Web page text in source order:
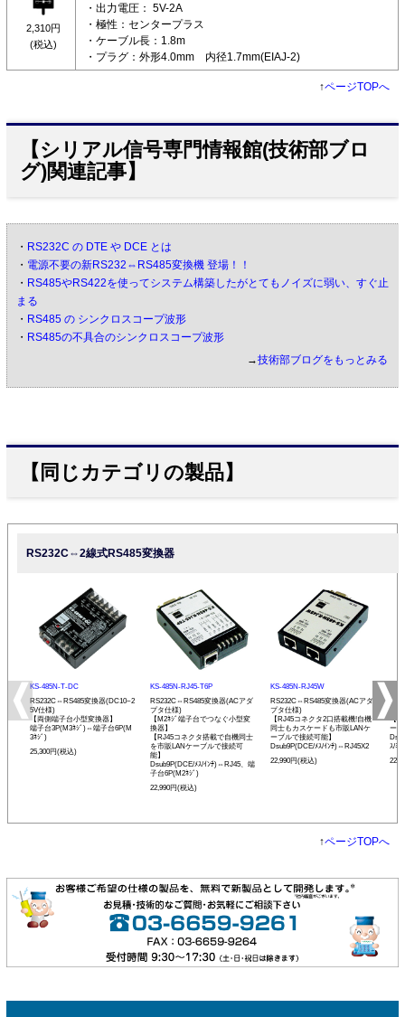
2,310円
(税込)
・出力電圧： 5V-2A
・極性：センタープラス
・ケーブル長：1.8m
・プラグ：外形4.0mm 内径1.7mm(EIAJ-2)
↑ページTOPへ
【シリアル信号専門情報館(技術部ブロ
グ)関連記事】
・ RS232C の DTE や DCE とは
・ 電源不要の新RS232⇔RS485変換機 登場！！
・ RS485やRS422を使ってシステム構築したがとてもノイズに弱い、すぐ止
まる
・ RS485 の シンクロスコープ波形
・ RS485の不具合のシンクロスコープ波形
→技術部ブログをもっとみる
【同じカテゴリの製品】
RS232C⇔2線式RS485変換器
KS-485N-T-DC
RS232C⇔RS485変換器(DC10~2
5V仕様)
【両側端子台小型変換器】
端子台3P(M3ﾈｼﾞ)⇔端子台6P(M
3ﾈｼﾞ)
25,300円(税込)
KS-485N-RJ45-T6P
RS232C⇔RS485変換器(ACアダ
プタ仕様)
【M2ﾈｼﾞ端子台でつなぐ小型変
換器】
【RJ45コネクタ搭載で自機同士
を市販LANケーブルで接続可
能】
Dsub9P(DCE/ﾒｽ/ｲﾝﾁ)⇔RJ45、端
子台6P(M2ﾈｼﾞ)
22,990円(税込)
KS-485N-RJ45W
RS232C⇔RS485変換器(ACアダ
プタ仕様)
【RJ45コネクタ2口搭載機!自機
同士もカスケードも市販LANケ
ーブルで接続可能】
Dsub9P(DCE/ﾒｽ/ｲﾝﾁ)⇔RJ45X2
22,990円(税込)
【
ー
ｽ/ﾐﾘ)
↑ページTOPへ